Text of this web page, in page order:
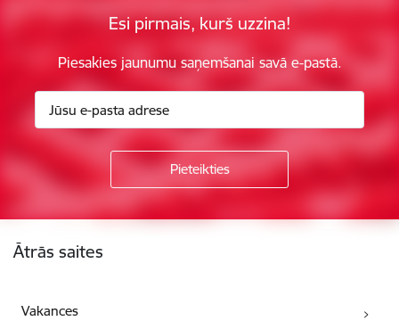
Esi pirmais, kurš uzzina!
Piesakies jaunumu saņemšanai savā e-pastā.
Ātrās saites
Vakances